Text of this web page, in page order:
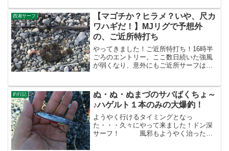
とはいえ、中途半端な結果...
西湘サーフ
【マゴチか？ヒラメ？いや、尺カ
ワハギだ！】MJリグで予想外
の、ご近所特打ち
やってきました！ご近所特打ち！16時半
ごろのエントリー。ここ数日続いた強風
が弱くなり、意外にもご近所サーフはグ
は梅雨明けらしいが、この時期の天気予
報はあてにならないから...
釣行記
ぬ・ぬ・ぬまづのサバばくちょ～
♪ハゲルト１本のみの大爆釣！
ようやく行けるタイミングとなっ
た・・・久々にやって来ました！ドン深
サーフ！ 風邪もようやく治ったの